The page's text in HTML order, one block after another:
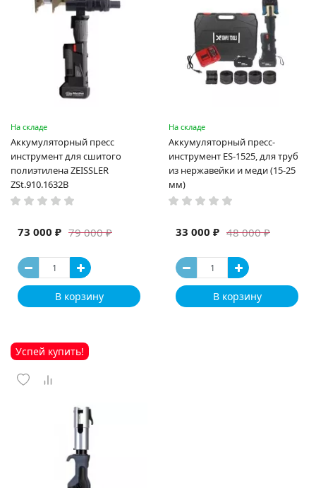
На складе
Аккумуляторный пресс
инструмент для сшитого
полиэтилена ZEISSLER
ZSt.910.1632B
79 000 ₽
73 000 ₽
В корзину
На складе
Аккумуляторный пресс-
инструмент ES-1525, для труб
из нержавейки и меди (15-25
мм)
48 000 ₽
33 000 ₽
В корзину
Успей купить!